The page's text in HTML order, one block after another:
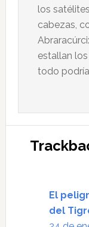
los
cabezas,
estallan
todo podría
El
del